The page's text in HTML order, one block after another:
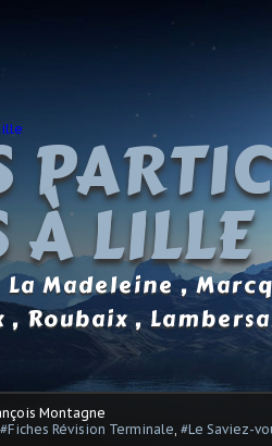
À LILLE
Madeleine ,
, Roubaix ,
Montagne
#Fiches Révision Terminale #Le Saviez-